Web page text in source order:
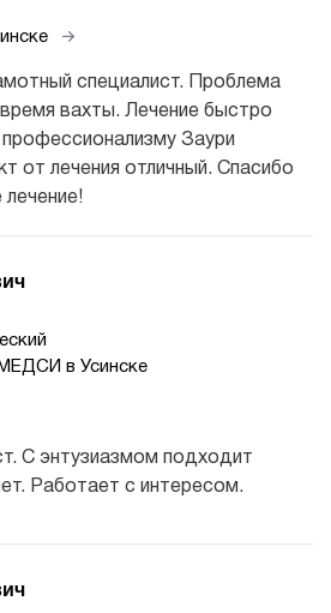
специалист. Проблема
вахты. Лечение быстро
Заури
от лечения отличный. Спасибо
лечение!
в Усинске
С энтузиазмом подходит
Работает с интересом.